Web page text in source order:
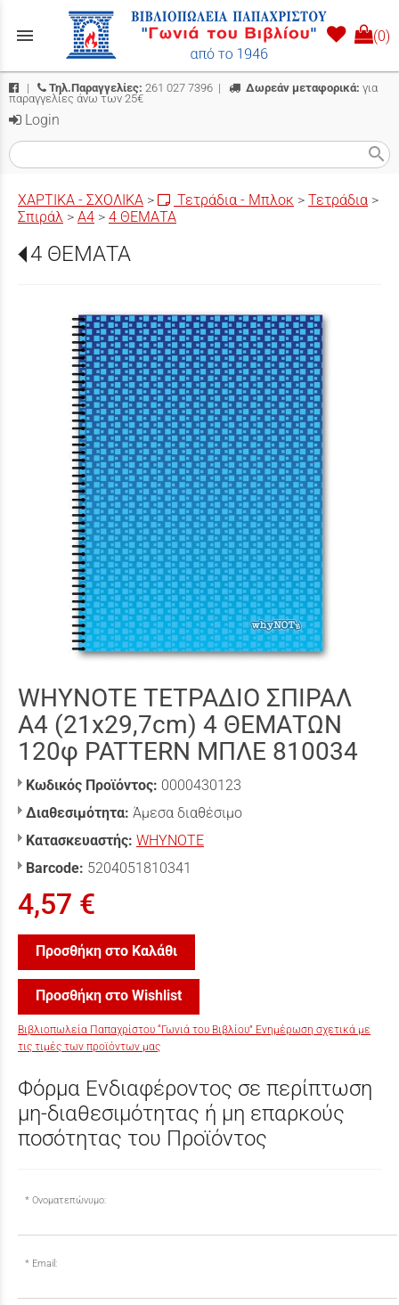
menu (0)
| Τηλ.Παραγγελίες: 261 027 7396 | Δωρεάν μεταφορικά: για
παραγγελίες άνω των 25€
Login
search
ΧΑΡΤΙΚΑ - ΣΧΟΛΙΚΑ > Τετράδια - Μπλοκ > Τετράδια >
Σπιράλ > Α4 > 4 ΘΕΜΑΤΑ
4 ΘΕΜΑΤΑ
WHYNOTE ΤΕΤΡΑΔΙΟ ΣΠΙΡΑΛ
Α4 (21x29,7cm) 4 ΘΕΜΑΤΩΝ
120φ PATTERN ΜΠΛΕ 810034
Κωδικός Προϊόντος: 0000430123
Διαθεσιμότητα: Άμεσα διαθέσιμο
Κατασκευαστής: WHYNOTE
Barcode: 5204051810341
4,57 €
Προσθήκη στο Καλάθι
Προσθήκη στο Wishlist
Βιβλιοπωλεία Παπαχρίστου “Γωνιά του Βιβλίου” Ενημέρωση σχετικά με
τις τιμές των προϊόντων μας
Φόρμα Ενδιαφέροντος σε περίπτωση
μη-διαθεσιμότητας ή μη επαρκούς
ποσότητας του Προϊόντος
Ονοματεπώνυμο:
Email: